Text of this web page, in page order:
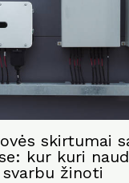
skirtumai
kur kuri
žinoti